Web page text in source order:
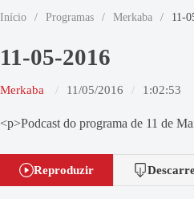
Início / Programas / Merkaba / 11-
11-05-2016
Merkaba 11/05/2016 1:02:53
<p>Podcast do programa de 11 de
Reproduzir